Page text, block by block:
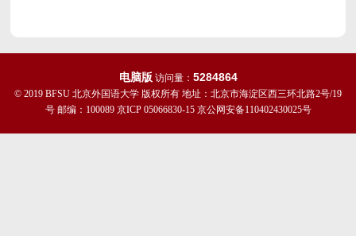
电脑版访问量： 5284864
© 2019 BFSU 北京外国语大学 版权所有 地址：北京市海淀区西三环北路2号/19
号 邮编：100089 京ICP 05066830-15 京公网安备110402430025号